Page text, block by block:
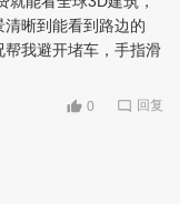
晰到能看到路边的
帮我避开堵车，手指滑
0 回复